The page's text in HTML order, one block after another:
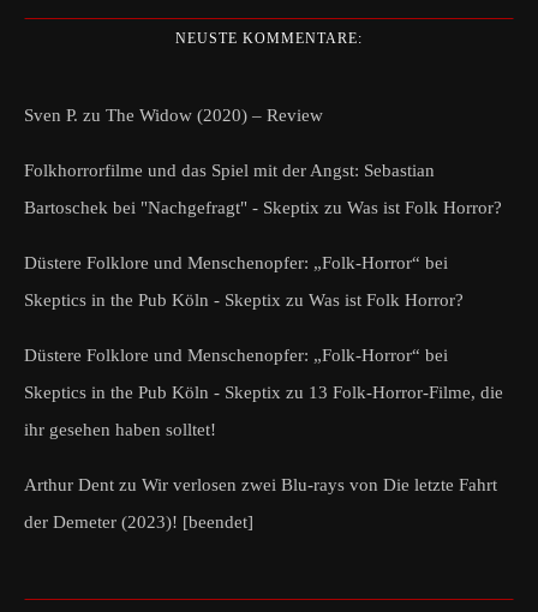
NEUSTE KOMMENTARE:
Sven P. zu The Widow (2020) – Review
Folkhorrorfilme und das Spiel mit der Angst: Sebastian
Bartoschek bei "Nachgefragt" - Skeptix zu Was ist Folk Horror?
Düstere Folklore und Menschenopfer: „Folk-Horror“ bei
Skeptics in the Pub Köln - Skeptix zu Was ist Folk Horror?
Düstere Folklore und Menschenopfer: „Folk-Horror“ bei
Skeptics in the Pub Köln - Skeptix zu 13 Folk-Horror-Filme, die
ihr gesehen haben solltet!
Arthur Dent zu Wir verlosen zwei Blu-rays von Die letzte Fahrt
der Demeter (2023)! [beendet]